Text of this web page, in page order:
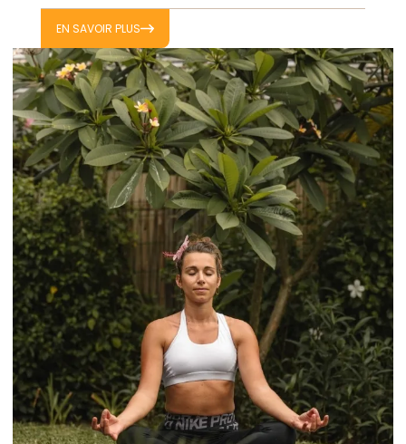
EN SAVOIR PLUS